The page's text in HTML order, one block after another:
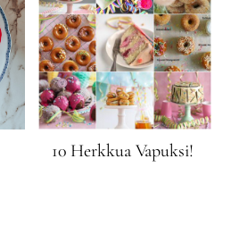
10 Herkkua Vapuksi!